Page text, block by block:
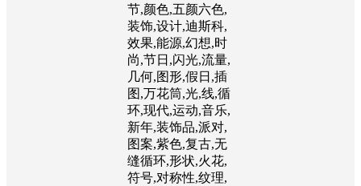
节,颜色,五颜六色,
装饰,设计,迪斯科,
效果,能源,幻想,时
尚,节日,闪光,流量,
几何,图形,假日,插
图,万花筒,光,线,循
环,现代,运动,音乐,
新年,装饰品,派对,
图案,紫色,复古,无
缝循环,形状,火花,
符号,对称性,纹理,